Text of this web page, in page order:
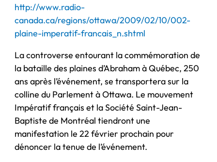
http://www.radio-
canada.ca/regions/ottawa/2009/02/10/002-
plaine-imperatif-francais_n.shtml
La controverse entourant la commémoration de
la bataille des plaines d’Abraham à Québec, 250
ans après l’événement, se transportera sur la
colline du Parlement à Ottawa. Le mouvement
Impératif français et la Société Saint-Jean-
Baptiste de Montréal tiendront une
manifestation le 22 février prochain pour
dénoncer la tenue de l’événement.